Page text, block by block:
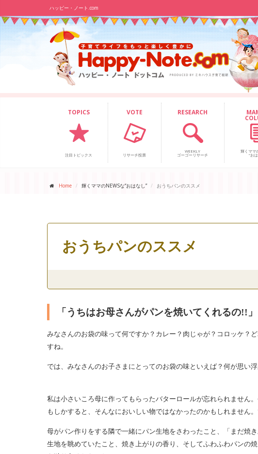
ハッピー・ノート.com
TOPICS
注目トピックス
VOTE
リサーチ投票
RESEARCH
WEEKLY
ゴーゴーリサーチ
輝くママ
“お
Home 輝くママのNEWSな“おはなし” おうちパンのススメ
おうちパンのススメ
「うちはお母さんがパンを焼いてくれるの!!」
みなさんのお袋の味って何ですか？カレー？肉じゃが？コロッケ？
すね。
では、みなさんのお子さまにとってのお袋の味といえば？何が思い
私は小さいころ母に作ってもらったバターロールが忘れられません
もしかすると、そんなにおいしい物ではなかったのかもしれません
母がパン作りをする隣で一緒にパン生地をさわったこと、「まだ焼
生地を眺めていたこと、焼き上がりの香り、そしてふわふわパンの